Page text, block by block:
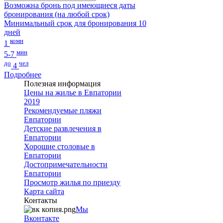
Возможна бронь под имеющиеся даты
бронирования (на любой срок)
Минимальный срок для бронирования 10
дней
1 комн
5-7 мин
до 4 чел
Подробнее
Полезная информация
Цены на жилье в Евпатории
2019
Рекомендуемые пляжи
Евпатории
Детские развлечения в
Евпатории
Хорошие столовые в
Евпатории
Достопримечательности
Евпатории
Просмотр жилья по приезду
Карта сайта
Контакты
Мы
Вконтакте